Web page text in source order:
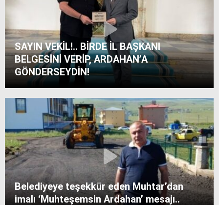
SAYIN VEKİL!.. BİRDE İL BAŞKANI
BELGESİNİ VERİP, ARDAHAN’A
GÖNDERSEYDİN!
Belediyeye teşekkür eden Muhtar’dan
imalı ‘Muhteşemsin Ardahan’ mesajı..